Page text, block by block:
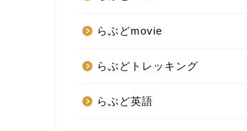
らぶどmovie
らぶどトレッキング
らぶど英語